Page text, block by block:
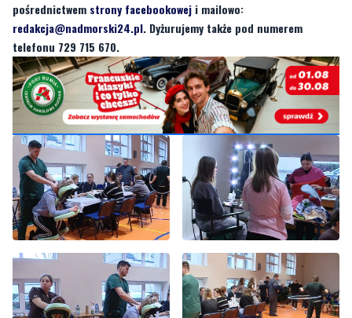
pośrednictwem strony facebookowej i mailowo:
redakcja@nadmorski24.pl. Dyżurujemy także pod numerem
telefonu 729 715 670.